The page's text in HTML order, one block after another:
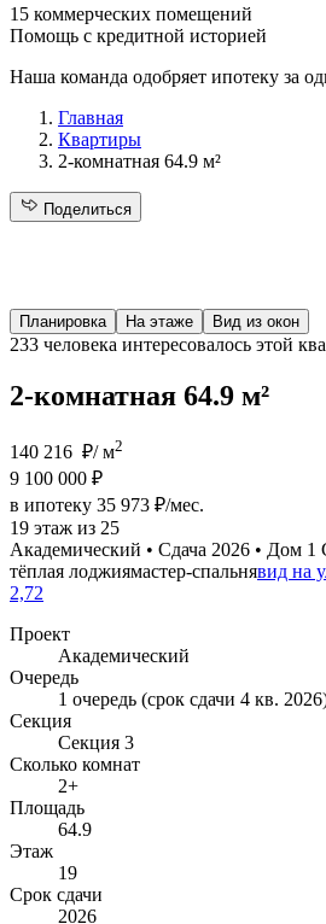
15 коммерческих помещений
Помощь с кредитной историей
Наша команда одобряет ипотеку за
Главная
Квартиры
2-комнатная 64.9 м²
Поделиться
Планировка На этаже Вид из окон
233 человека интересовалось этой
2-комнатная 64.9 м²
140 216 ₽/ м2
9 100 000 ₽
в ипотеку 35 973 ₽/мес.
19 этаж из 25
Академический • Сдача 2026 • Дом 1
тёплая лоджиямастер-спальнявид на
2,72
Проект
Академический
Очередь
1 очередь (срок сдачи 4 кв.
Секция
Секция 3
Сколько комнат
2+
Площадь
64.9
Этаж
19
Срок сдачи
2026